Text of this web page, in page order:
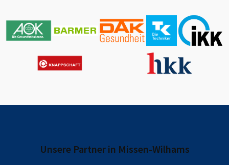
Unsere Partner in Missen-Wilhams